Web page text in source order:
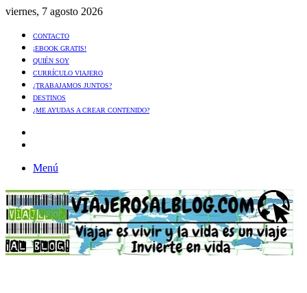
viernes, 7 agosto 2026
CONTACTO
¡EBOOK GRATIS!
QUIÉN SOY
CURRÍCULO VIAJERO
¿TRABAJAMOS JUNTOS?
DESTINOS
¿ME AYUDAS A CREAR CONTENIDO?
Menú